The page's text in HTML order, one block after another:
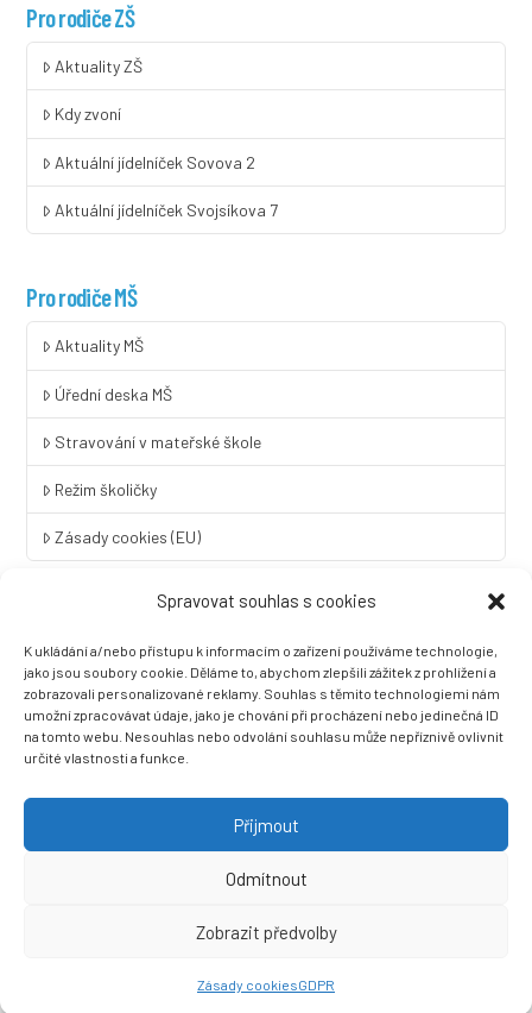
Spravovat souhlas s cookies
K ukládání a/nebo přístupu k informacím o zařízení používáme technologie,
jako jsou soubory cookie. Děláme to, abychom zlepšili zážitek z prohlížení a
zobrazovali personalizované reklamy. Souhlas s těmito technologiemi nám
umožní zpracovávat údaje, jako je chování při procházení nebo jedinečná ID
na tomto webu. Nesouhlas nebo odvolání souhlasu může nepříznivě ovlivnit
určité vlastnosti a funkce.
Přijmout
Odmítnout
Zobrazit předvolby
Zásady cookiesGDPR
Pro rodiče ZŠ
Aktuality ZŠ
Kdy zvoní
Aktuální jídelníček Sovova 2
Aktuální jídelníček Svojsíkova 7
Pro rodiče MŠ
Aktuality MŠ
Úřední deska MŠ
Stravování v mateřské škole
Režim školičky
Zásady cookies (EU)
LINGUA UNIVERSAL soukromá základní škola a mateřská škola
s.r.o.
Sovova 2
412 01 Litoměřice
+420 416 733 690
datová schránka: 3vnipkd
Než zazvoní, s.r.o.